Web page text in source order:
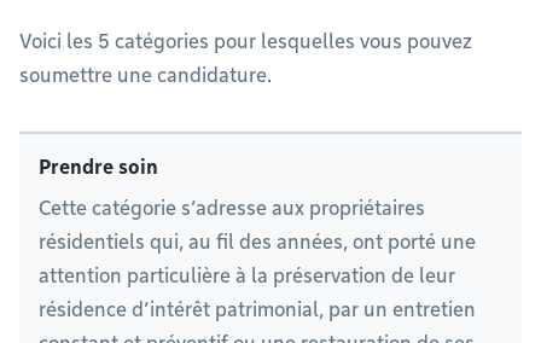
Voici les 5 catégories pour lesquelles vous pouvez
soumettre une candidature.
Prendre soin
Cette catégorie s’adresse aux propriétaires
résidentiels qui, au fil des années, ont porté une
attention particulière à la préservation de leur
résidence d’intérêt patrimonial, par un entretien